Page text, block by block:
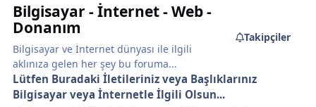
Bilgisayar - İnternet - Web -
Donanım
Bilgisayar ve İnternet dünyası ile ilgili
aklınıza gelen her şey bu foruma...
Takipçiler
Lütfen Buradaki İletileriniz veya Başlıklarınız
Bilgisayar veya İnternetle İlgili Olsun...